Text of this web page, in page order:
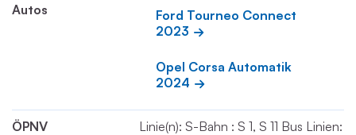
Autos
Ford Tourneo Connect
2023
Opel Corsa Automatik
2024
ÖPNV
Linie(n): S-Bahn : S 1, S 11 Bus Linien: